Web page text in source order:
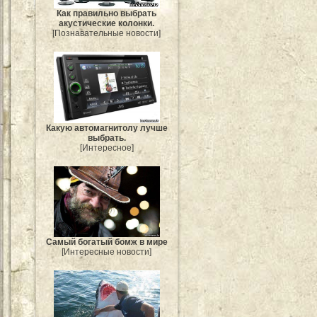
Как правильно выбрать
акустические колонки.
[Познавательные новости]
Какую автомагнитолу лучше
выбрать.
[Интересное]
Самый богатый бомж в мире
[Интересные новости]